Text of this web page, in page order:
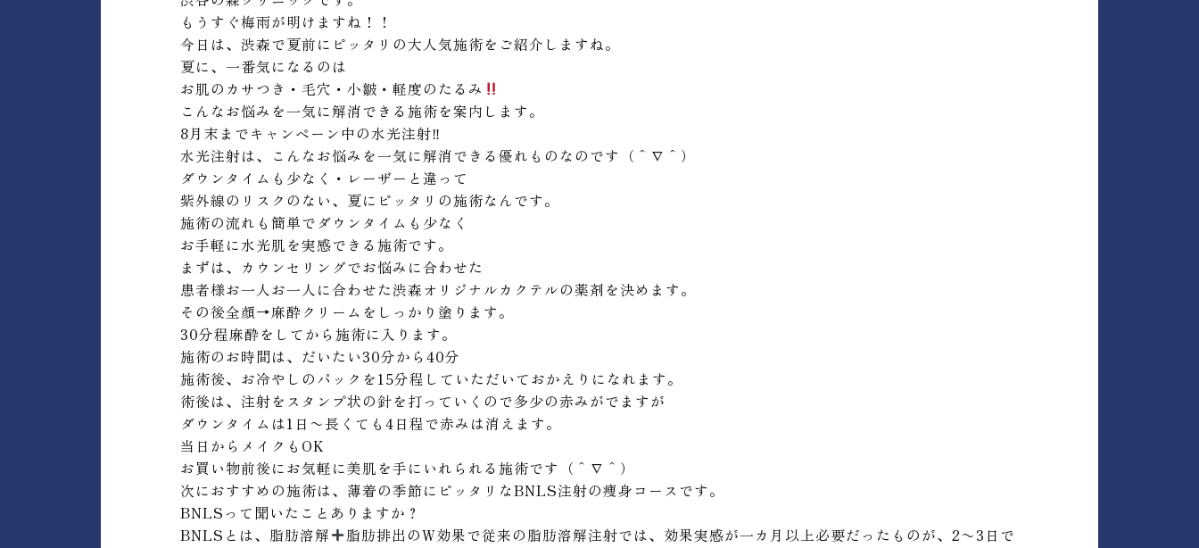
もうすぐ梅雨が明けますね！！
今日は、渋森で夏前にピッタリの大人気施術をご紹介しますね。
夏に、一番気になるのは
お肌のカサつき・毛穴・小皺・軽度のたるみ
こんなお悩みを一気に解消できる施術を案内します。
8月末までキャンペーン中の水光注射‼︎
水光注射は、こんなお悩みを一気に解消できる優れものなのです（＾∇＾）
ダウンタイムも少なく・レーザーと違って
紫外線のリスクのない、夏にピッタリの施術なんです。
施術の流れも簡単でダウンタイムも少なく
お手軽に水光肌を実感できる施術です。
まずは、カウンセリングでお悩みに合わせた
患者様お一人お一人に合わせた渋森オリジナルカクテルの薬剤を決めます。
その後全顏→麻酔クリームをしっかり塗ります。
30分程麻酔をしてから施術に入ります。
施術のお時間は、だいたい30分から40分
施術後、お冷やしのパックを15分程していただいておかえりになれます。
術後は、注射をスタンプ状の針を打っていくので多少の赤みがでますが
ダウンタイムは1日〜長くても4日程で赤みは消えます。
当日からメイクもOK
お買い物前後にお気軽に美肌を手にいれられる施術です（＾∇＾）
次におすすめの施術は、薄着の季節にピッタリなBNLS注射の痩身コースです。
BNLSって聞いたことありますか？
BNLSとは、脂肪溶解
脂肪排出のW効果で従来の脂肪溶解注射では、効果実感が一カ月以上必要だったものが、2〜3日で